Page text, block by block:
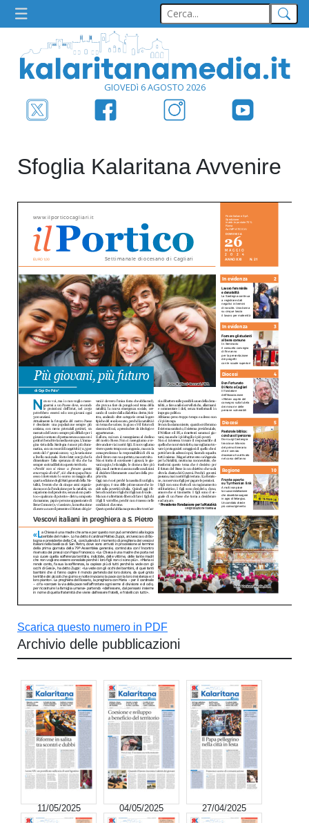
GIOVEDì 6 AGOSTO 2026
Sfoglia Kalaritana Avvenire
Scarica questo numero in PDF
Archivio delle pubblicazioni
11/05/2025 04/05/2025 27/04/2025